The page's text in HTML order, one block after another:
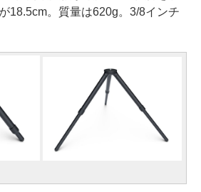
18.5cm。質量は620g。3/8インチ